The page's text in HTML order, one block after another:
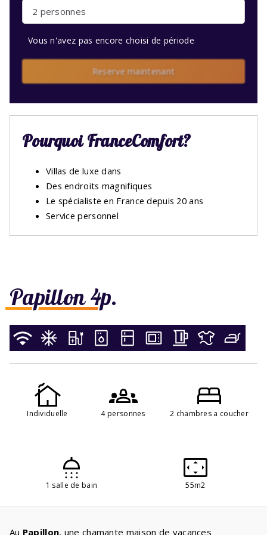
Papillon 4p.
Individuelle 4 personnes 2 chambres a coucher
1 salle de bain 55m2
Au Papillon, une chamante maison de vacances
2 personnes
Vous n'avez pas encore choisi de période
Reserve maintenant
Pourquoi FranceComfort?
Villas de luxe dans
Des endroits magnifiques
Le spécialiste en France depuis 20 ans
Service personnel